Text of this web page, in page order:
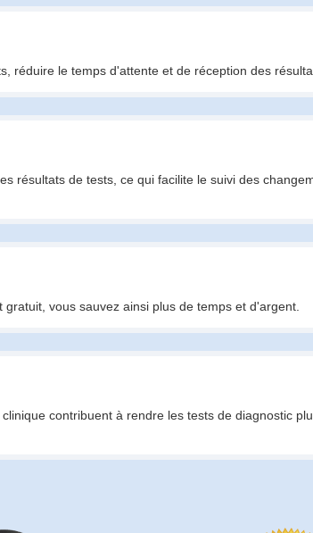
réduire le temps d'attente et de réception des
résultats de tests, ce qui facilite le suivi des
vous sauvez ainsi plus de temps et d'argent.
contribuent à rendre les tests de diagnostic